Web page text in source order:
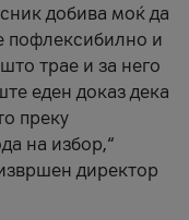
добива моќ да
пофлексибилно и
трае и за него
еден доказ дека
преку
на избор,“
директор